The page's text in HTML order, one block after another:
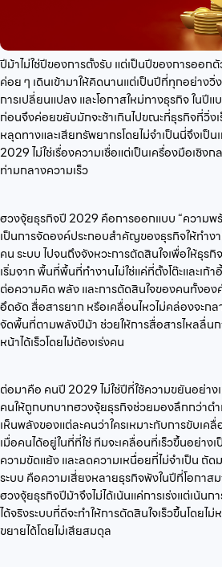
ปีม้าไม่ใช่ปีของการตั้งรับ แต่เป็นปีของการออกตั
ค่อย ๆ เดินเข้ามาให้คิดนานแต่เป็นปีที่ทุกอย่าง
การเปลี่ยนแปลง และโอกาสใหม่ทางธุรกิจ ในปี
ก่อนจึงค่อยขยับมักจะช้าเกินไปขณะที่ธุรกิจที่วิ่ง
หลุดทางและเสียทรัพยากรโดยไม่จำเป็นนี่จึงเป็
2029 ไม่ใช่เรื่องความเชื่อแต่เป็นเครื่องมือเชิ
ท่ามกลางความเร็ว
ฮวงจุ้ยธุรกิจปี 2029 คือการออกแบบ “ความพ
เป็นการจัดองค์ประกอบสำคัญของธุรกิจให้ทำ
คน ระบบ ไปจนถึงจังหวะการตัดสินใจเพื่อให้ธุร
เริ่มจาก พื้นที่พื้นที่ทำงานไม่ใช่แค่ที่ตั้งโต๊ะและเ
ต่อความคิด พลัง และการตัดสินใจของคนทั้งอง
อึดอัด สื่อสารยาก หรือเคลื่อนไหวไม่คล่องจะกล
จัดพื้นที่ตามพลังปีม้า ช่วยให้การสื่อสารไหลลื่นก
หน้าได้เร็วโดยไม่ต้องเร่งคน
ต่อมาคือ คนปี 2029 ไม่ใช่ปีที่ใช้ความขยันอย่าง
คนให้ถูกบทบาทฮวงจุ้ยธุรกิจช่วยมองลึกกว่าต
เห็นพลังของแต่ละคนว่าใครเหมาะกับการขับเค
เมื่อคนได้อยู่ในที่ที่ใช่ ทีมจะเคลื่อนที่เร็วขึ้นอย่าง
ความขัดแย้ง และลดความเหนื่อยที่ไม่จำเป็น ถัด
ระบบ คือความเสี่ยงหลายธุรกิจพังในปีที่โอกาสม
ฮวงจุ้ยธุรกิจปีม้าจึงไม่ได้เน้นแค่การเร่งแต่เน้นก
ได้จริงระบบที่ดีจะทำให้การตัดสินใจเร็วขึ้นโดยไ
ขยายได้โดยไม่เสียสมดุล